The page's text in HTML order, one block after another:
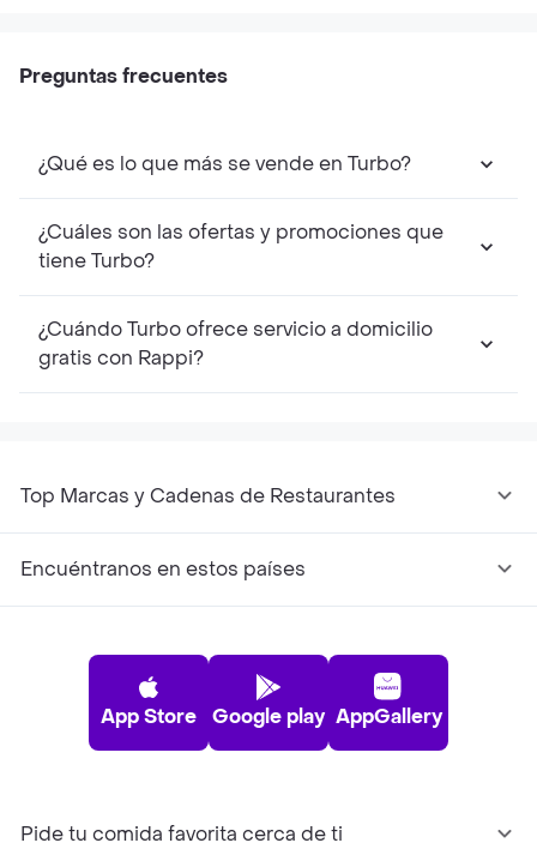
Preguntas frecuentes
¿Qué es lo que más se vende en Turbo?
¿Cuáles son las ofertas y promociones que
tiene Turbo?
¿Cuándo Turbo ofrece servicio a domicilio
gratis con Rappi?
Top Marcas y Cadenas de Restaurantes
Encuéntranos en estos países
App Store Google play AppGallery
Pide tu comida favorita cerca de ti